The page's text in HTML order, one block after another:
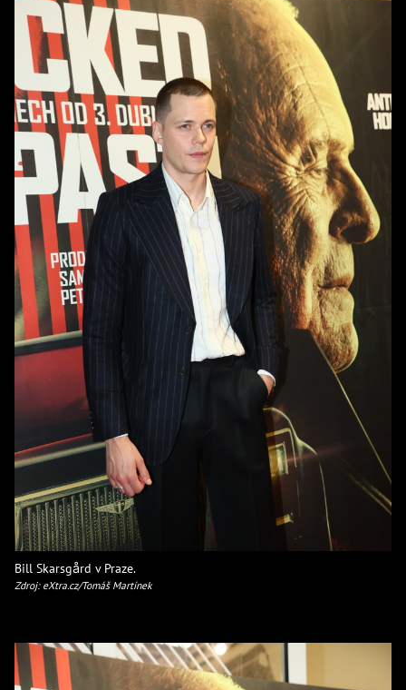
Bill Skarsgård v Praze.
Zdroj: eXtra.cz/Tomáš Martínek